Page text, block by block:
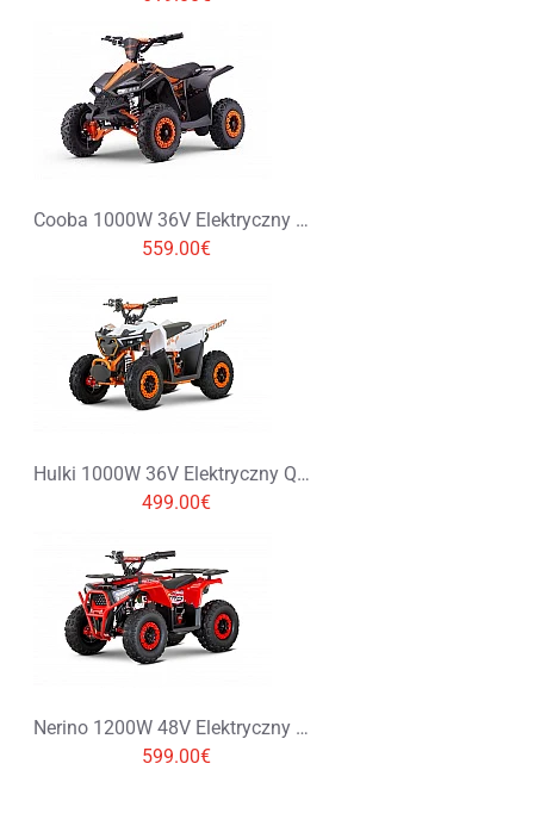
Cooba 1000W 36V Elektryczny Quad
559.00€
Hulki 1000W 36V Elektryczny Quad
499.00€
Nerino 1200W 48V Elektryczny Quad Opony XL
599.00€